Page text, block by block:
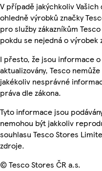
V případě jakýchkoliv
ohledně výrobků značky
pro služby zákazníkům
pokdu se nejedná o výrobek
I přesto, že jsou informace
aktualizovány, Tesco
jakékoliv nesprávné
práva dle zákona.
Tyto informace jsou
nemohou být jakkoliv
souhlasu Tesco Stores
zdroje.
© Tesco Stores ČR a.s.